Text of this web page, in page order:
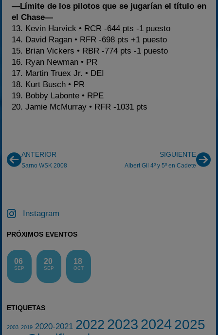
—Límite de los pilotos que se jugarían el título en
el Chase—
13. Kevin Harvick • RCR -644 pts -1 puesto
14. David Ragan • RFR -698 pts +1 puesto
15. Brian Vickers • RBR -774 pts -1 puesto
16. Ryan Newman • PR
17. Martin Truex Jr. • DEI
18. Kurt Busch • PR
19. Bobby Labonte • RPE
20. Jamie McMurray • RFR -1031 pts
ANTERIOR
Sarno WSK 2008
SIGUIENTE
Albert Gil 4º y 5º en Cadete
Instagram
PRÓXIMOS EVENTOS
06
SEP
20
SEP
18
OCT
ETIQUETAS
2003 2019 2020-2021 2022 2023 20242025